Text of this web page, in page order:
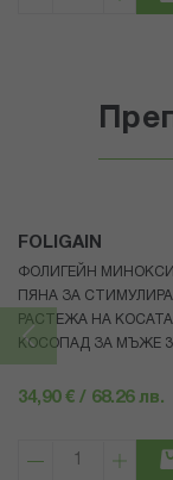
FOLIGAIN
ФОЛИГЕЙН
ПЯНА ЗА
РАСТЕЖА НА
КОСОПАД ЗА МЪЖЕ
34,90 € / 68.26 лв.